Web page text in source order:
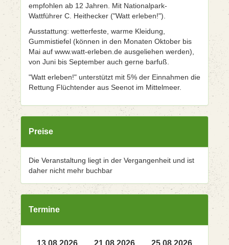
empfohlen ab 12 Jahren. Mit Nationalpark-
Wattführer C. Heithecker ("Watt erleben!").
Ausstattung: wetterfeste, warme Kleidung,
Gummistiefel (können in den Monaten Oktober bis
Mai auf www.watt-erleben.de ausgeliehen werden),
von Juni bis September auch gerne barfuß.
"Watt erleben!" unterstützt mit 5% der Einnahmen die
Rettung Flüchtender aus Seenot im Mittelmeer.
Preise
Die Veranstaltung liegt in der Vergangenheit und ist
daher nicht mehr buchbar
Termine
13.08.2026 21.08.2026 25.08.2026